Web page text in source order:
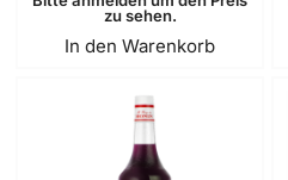
zu sehen.
In den Warenkorb